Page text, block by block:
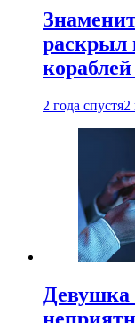
раскрыл
2 года спустя2
Девушка